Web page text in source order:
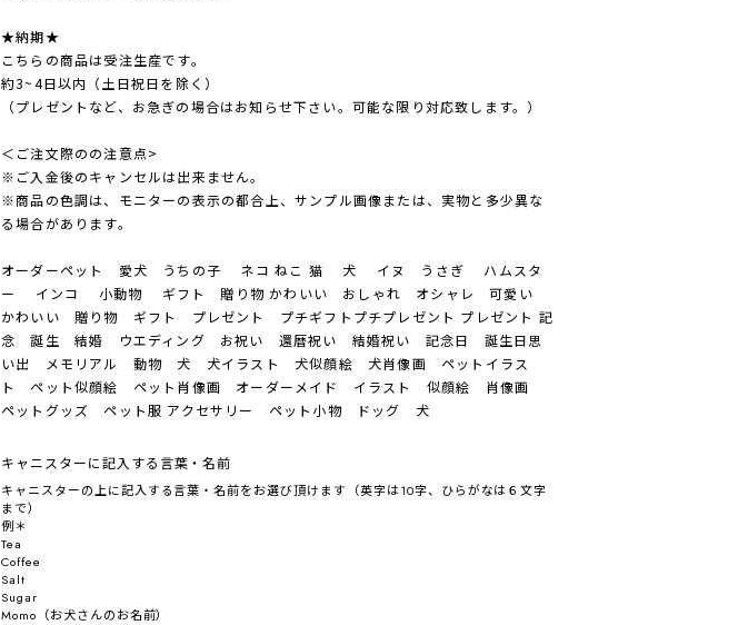
★納期★
こちらの商品は受注生産です。
約3~4日以内（土日祝日を除く）
（プレゼントなど、お急ぎの場合はお知らせ下さい。可能な限り対応致します。）
＜ご注文際のの注意点>
※ご入金後のキャンセルは出来ません。
※商品の色調は、モニターの表示の都合上、サンプル画像または、実物と多少異な
る場合があります。
オーダーペット 愛犬 うちの子 ネコ ねこ 猫 犬 イヌ うさぎ ハムスタ
ー インコ 小動物 ギフト 贈り物 かわいい おしゃれ オシャレ 可愛い
かわいい 贈り物 ギフト プレゼント プチギフトプチプレゼント プレゼント 記
念 誕生 結婚 ウエディング お祝い 還暦祝い 結婚祝い 記念日 誕生日思
い出 メモリアル 動物 犬 犬イラスト 犬似顔絵 犬肖像画 ペットイラス
ト ペット似顔絵 ペット肖像画 オーダーメイド イラスト 似顔絵 肖像画
ペットグッズ ペット服 アクセサリー ペット小物 ドッグ 犬
キャニスターに記入する言葉・名前
キャニスターの上に記入する言葉・名前をお選び頂けます（英字は10字、ひらがなは６文字
まで）
例＊
Tea
Coffee
Salt
Sugar
Momo（お犬さんのお名前）